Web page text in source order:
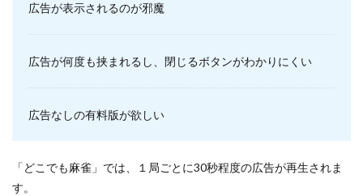
広告が表示されるのが邪魔
広告が何度も挟まれるし、閉じるボタンがわかりにくい
広告なしの有料版が欲しい
「どこでも麻雀」では、１局ごとに30秒程度の広告が再生されま
す。